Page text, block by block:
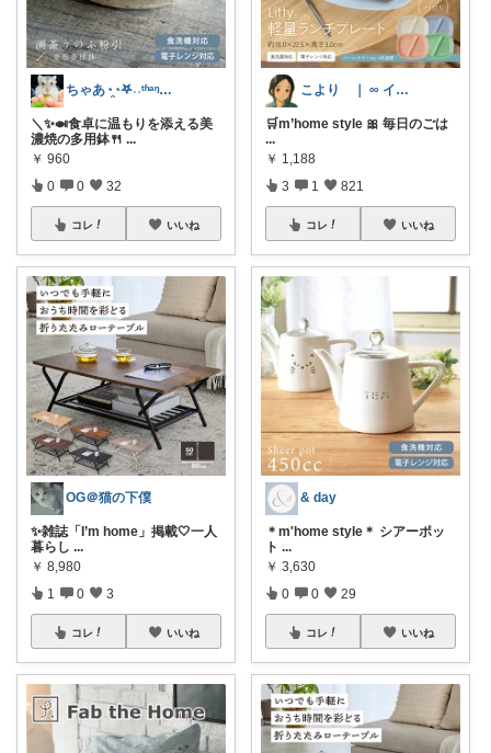
ちゃあ◔̯◔‪𖤐˒˒ᵗʱᵃᵑᵏᵧₒᵤ
＼✨🍛食卓に温もりを添える美
濃焼の多用鉢🍴 ...
￥ 960
0 0 32
コレ いいね
OG＠猫の下僕
✨雑誌「I’m home」掲載🤍一人
暮らし ...
￥ 8,980
1 0 3
コレ いいね
こより ｜ ∞ イヤイライケレ ∞
🛒m’home style 🎀 毎日のごは
...
￥ 1,188
3 1 821
コレ いいね
& day
＊m'home style＊ シアーポッ
ト ...
￥ 3,630
0 0 29
コレ いいね